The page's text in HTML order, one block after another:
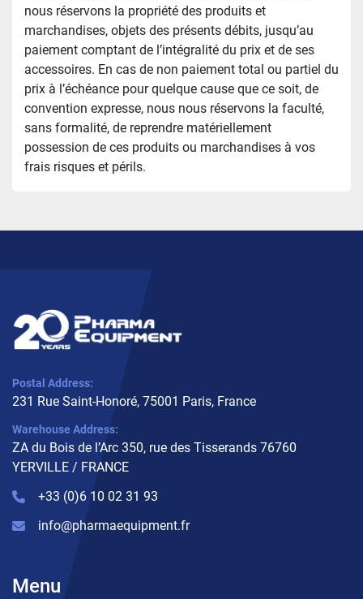
nous réservons la propriété des produits et
marchandises, objets des présents débits, jusqu’au
paiement comptant de l’intégralité du prix et de ses
accessoires. En cas de non paiement total ou partiel du
prix à l’échéance pour quelque cause que ce soit, de
convention expresse, nous nous réservons la faculté,
sans formalité, de reprendre matériellement
possession de ces produits ou marchandises à vos
frais risques et périls.
Postal Address:
231 Rue Saint-Honoré, 75001 Paris, France
Warehouse Address:
ZA du Bois de l’Arc 350, rue des Tisserands 76760
YERVILLE / FRANCE
+33 (0)6 10 02 31 93
info@pharmaequipment.fr
Menu